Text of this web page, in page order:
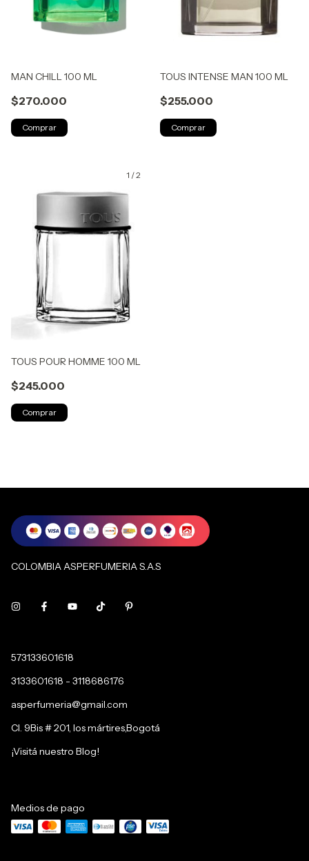
MAN CHILL 100 ML
$270.000
TOUS INTENSE MAN 100 ML
$255.000
1 /2
TOUS POUR HOMME 100 ML
$245.000
COLOMBIA ASPERFUMERIA S.A.S
573133601618
3133601618 - 3118686176
asperfumeria@gmail.com
Cl. 9Bis # 201, los mártires,Bogotá
¡Visitá nuestro Blog!
Medios de pago